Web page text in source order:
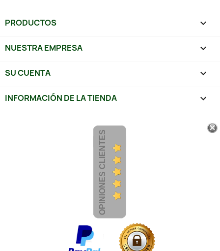
PRODUCTOS 
NUESTRA EMPRESA 
SU CUENTA 
INFORMACIÓN DE LA TIENDA keyboard_arrow_down
OPINIONES CLIENTES